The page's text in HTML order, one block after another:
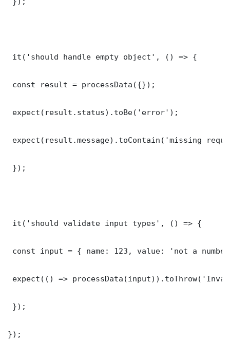
it('should handle empty object', () => {
const result = processData({});
expect(result.status).toBe('error');
expect(result.message).toContain('missing
});
it('should validate input types', () => {
const input = { name: 123, value: 'not a
expect(() =>
});
});